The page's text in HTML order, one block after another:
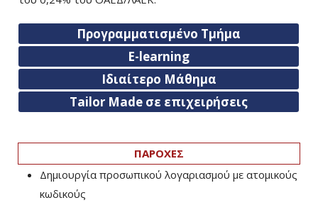
Προγραμματισμένο Τμήμα
E-learning
Ιδιαίτερο Μάθημα
Tailor Made σε επιχειρήσεις
ΠΑΡΟΧΕΣ
Δημιουργία προσωπικού λογαριασμού με ατομικούς
κωδικούς